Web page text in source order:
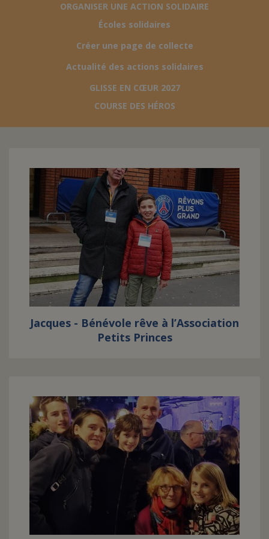
FAIRE UN DON
ASSURANCE VIE/LEGS
ESPACE PRESSE
ORGANISER UNE ACTION SOLIDAIRE
Écoles solidaires
Créer une page de collecte
Actualité des actions solidaires
GLISSE EN CŒUR 2027
COURSE DES HÉROS
Jacques - Bénévole rêve à l’Association
Petits Princes